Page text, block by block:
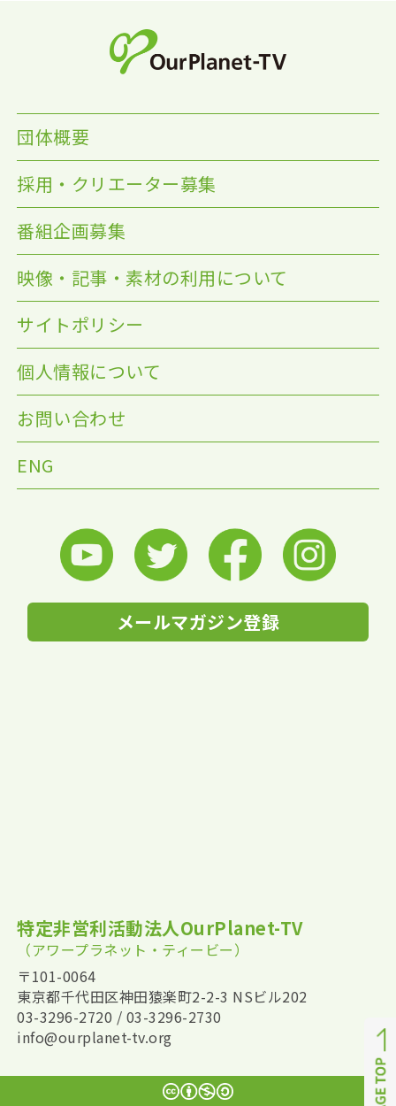
団体概要
採用・クリエーター募集
番組企画募集
映像・記事・素材の利用について
サイトポリシー
個人情報について
お問い合わせ
ENG
メールマガジン登録
特定非営利活動法人OurPlanet-TV
（アワープラネット・ティービー）
〒101-0064
東京都千代田区神田猿楽町2-2-3 NSビル202
03-3296-2720 / 03-3296-2730
info@ourplanet-tv.org